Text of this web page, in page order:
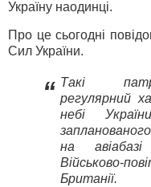
Україну наодинці.
Про це сьогодні
Сил України.
“ Такі
регулярний
небі
на
Військово-
Британії.